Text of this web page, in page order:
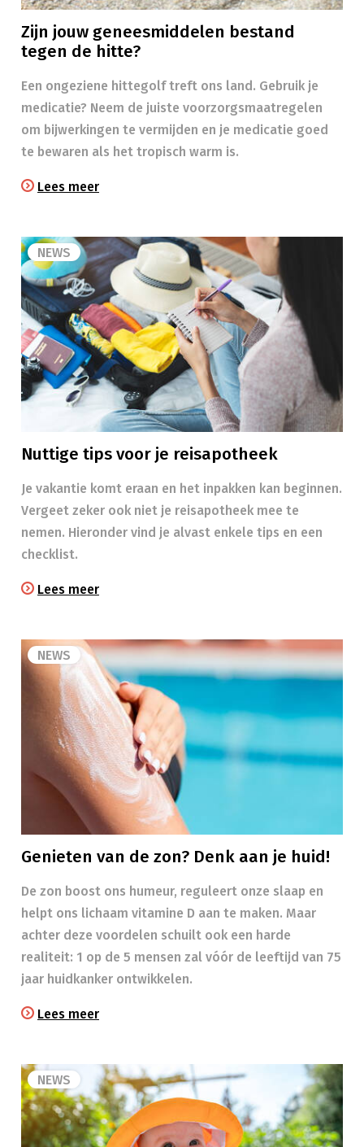
Zijn jouw geneesmiddelen bestand
tegen de hitte?
Een ongeziene hittegolf treft ons land. Gebruik je
medicatie? Neem de juiste voorzorgsmaatregelen
om bijwerkingen te vermijden en je medicatie goed
te bewaren als het tropisch warm is.
Lees meer
NEWS
Nuttige tips voor je reisapotheek
Je vakantie komt eraan en het inpakken kan beginnen.
Vergeet zeker ook niet je reisapotheek mee te
nemen. Hieronder vind je alvast enkele tips en een
checklist.
Lees meer
NEWS
Genieten van de zon? Denk aan je huid!
​​De zon boost ons humeur, reguleert onze slaap en
helpt ons lichaam vitamine D aan te maken. Maar
achter deze voordelen schuilt ook een harde
realiteit: 1 op de 5 mensen zal vóór de leeftijd van 75
jaar huidkanker ontwikkelen.
Lees meer
NEWS